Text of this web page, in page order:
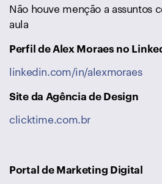
Não houve menção a assuntos
aula
Perfil de Alex Moraes no
linkedin.com/in/alexmoraes
Site da Agência de Design
clicktime.com.br
Portal de Marketing Digital